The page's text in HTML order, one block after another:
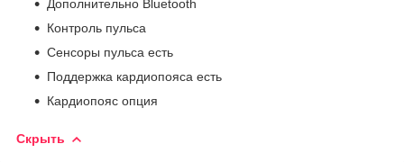
Дополнительно Bluetooth
Контроль пульса
Сенсоры пульса есть
Поддержка кардиопояса есть
Кардиопояс опция
Скрыть